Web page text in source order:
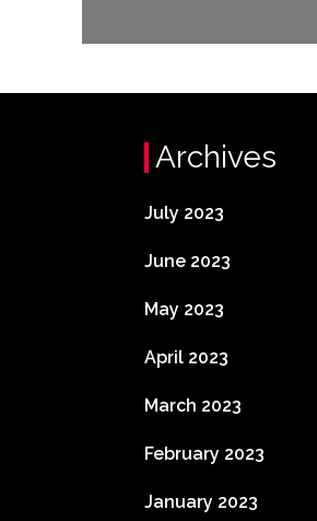
Archives
July 2023
June 2023
May 2023
April 2023
March 2023
February 2023
January 2023